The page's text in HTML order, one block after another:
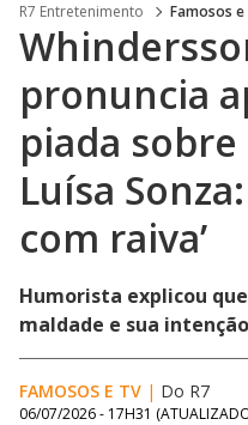
R7 Entretenimento Famosos e
pronuncia
piada
Luísa
com raiva’
Humorista explicou
maldade e sua
FAMOSOS E TV | Do R7
06/07/2026 - 17H31